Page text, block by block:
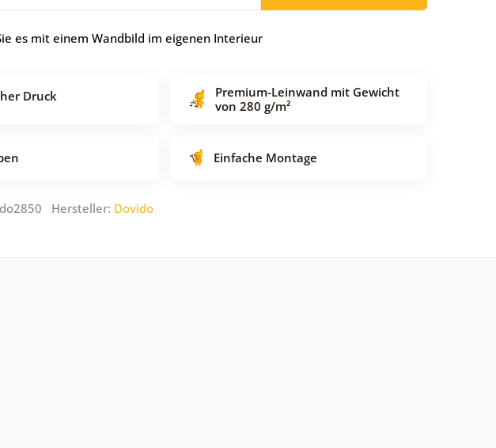
es mit einem Wandbild im eigenen Interieur
Druck
Premium-Leinwand mit Gewicht
von 280 g/m²
Einfache Montage
Hersteller: Dovido